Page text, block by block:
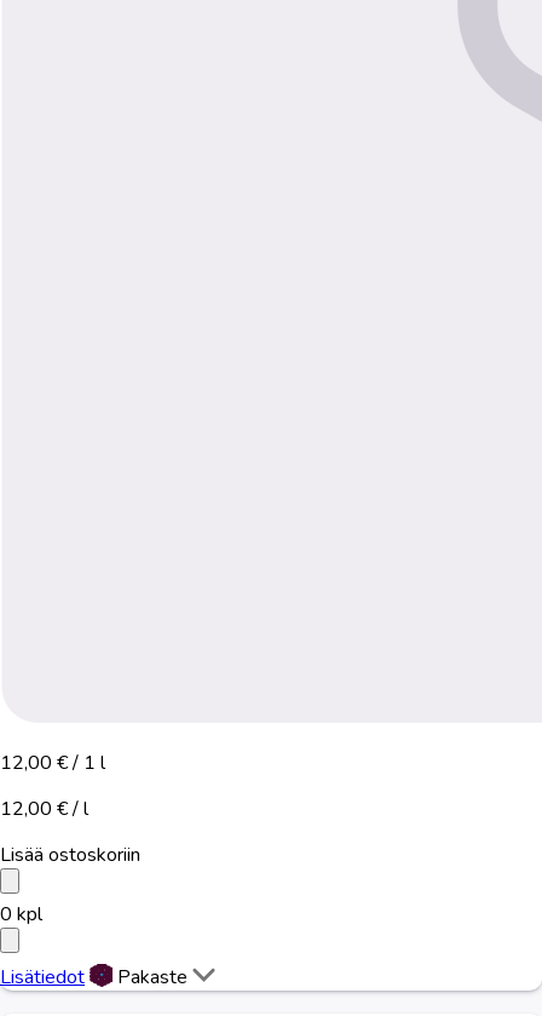
12,00 €/ 1 l
12,00 € / l
Lisää ostoskoriin
0 kpl
Lisätiedot Pakaste